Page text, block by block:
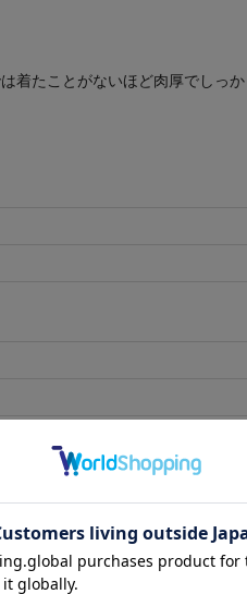
着たことがないほど肉厚でしっか
60 65
62 69